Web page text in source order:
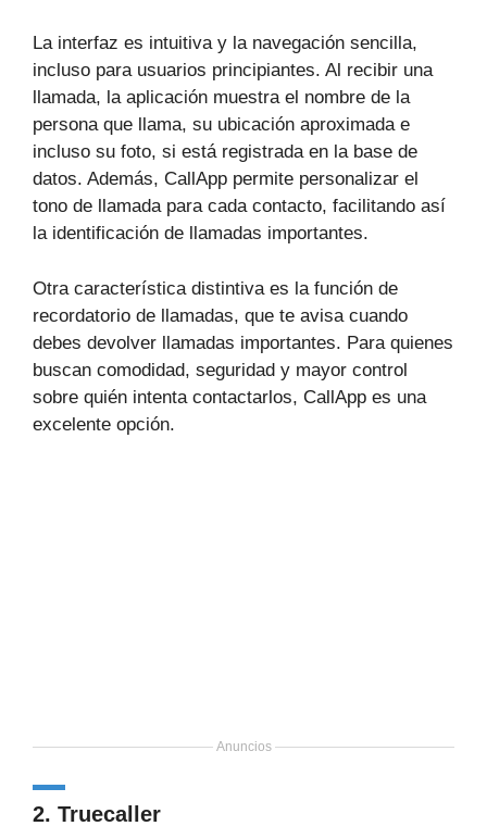
La interfaz es intuitiva y la navegación sencilla,
incluso para usuarios principiantes. Al recibir una
llamada, la aplicación muestra el nombre de la
persona que llama, su ubicación aproximada e
incluso su foto, si está registrada en la base de
datos. Además, CallApp permite personalizar el
tono de llamada para cada contacto, facilitando así
la identificación de llamadas importantes.
Otra característica distintiva es la función de
recordatorio de llamadas, que te avisa cuando
debes devolver llamadas importantes. Para quienes
buscan comodidad, seguridad y mayor control
sobre quién intenta contactarlos, CallApp es una
excelente opción.
Anuncios
2. Truecaller